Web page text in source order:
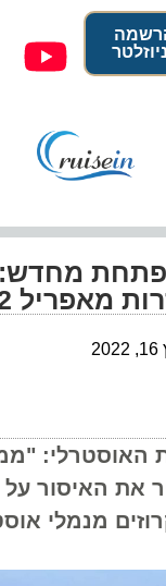
מחדש:
מאפריל 2022
האיסור על